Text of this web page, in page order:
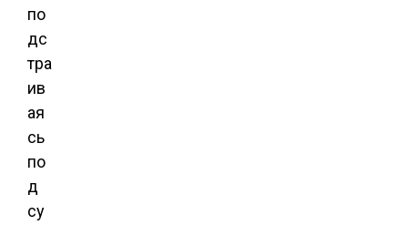
по
дс
тра
ив
ая
сь
по
д
су